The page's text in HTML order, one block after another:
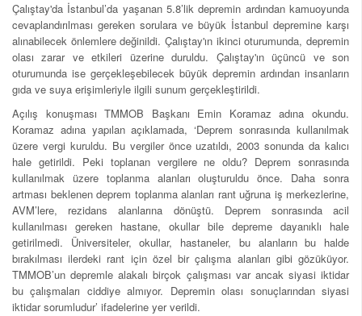
Çalıştay'da İstanbul’da yaşanan 5.8’lik depremin ardından kamuoyunda
cevaplandırılması gereken sorulara ve büyük İstanbul depremine karşı
alınabilecek önlemlere değinildi. Çalıştay'ın ikinci oturumunda, depremin
olası zarar ve etkileri üzerine duruldu. Çalıştay'ın üçüncü ve son
oturumunda ise gerçekleşebilecek büyük depremin ardından insanların
gıda ve suya erişimleriyle ilgili sunum gerçekleştirildi.
Açılış konuşması TMMOB Başkanı Emin Koramaz adına okundu.
Koramaz adına yapılan açıklamada, ‘Deprem sonrasında kullanılmak
üzere vergi kuruldu. Bu vergiler önce uzatıldı, 2003 sonunda da kalıcı
hale getirildi. Peki toplanan vergilere ne oldu? Deprem sonrasında
kullanılmak üzere toplanma alanları oluşturuldu önce. Daha sonra
artması beklenen deprem toplanma alanları rant uğruna iş merkezlerine,
AVM’lere, rezidans alanlarına dönüştü. Deprem sonrasında acil
kullanılması gereken hastane, okullar bile depreme dayanıklı hale
getirilmedi. Üniversiteler, okullar, hastaneler, bu alanların bu halde
bırakılması ilerdeki rant için özel bir çalışma alanları gibi gözüküyor.
TMMOB’un depremle alakalı birçok çalışması var ancak siyasi iktidar
bu çalışmaları ciddiye almıyor. Depremin olası sonuçlarından siyasi
iktidar sorumludur’ ifadelerine yer verildi.